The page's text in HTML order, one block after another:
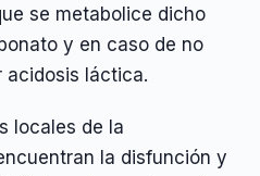
se metabolice dicho
y en caso de no
acidosis láctica.
locales de la
la disfunción y